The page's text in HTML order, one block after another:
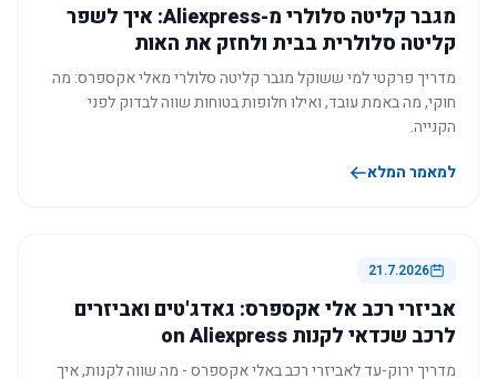
מגבר קליטה סלולרי מ-Aliexpress: איך לשפר
קליטה סלולרית בבית ולחזק את האות
מדריך פרקטי למי ששוקל מגבר קליטה סלולרי מאלי אקספרס: מה
חוקי, מה באמת עובד, ואילו חלופות בטוחות שווה לבדוק לפני
הקנייה.
למאמר המלא
21.7.2026
אביזרי רכב אלי אקספרס: גאדג'טים ואביזרים
לרכב שכדאי לקנות on Aliexpress
מדריך ירוק-עד לאביזרי רכב באלי אקספרס - מה שווה לקנות, איך